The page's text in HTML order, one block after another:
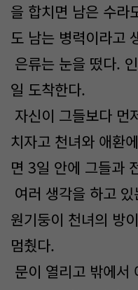
을 합치면 남은 수라
도 남는 병력이라고
은류는 눈을 떴다.
일 도착한다.
자신이 그들보다 먼
치자고 천녀와 애환
면 3일 안에 그들과
여러 생각을 하고
원기둥이 천녀의 방
멈췄다.
문이 열리고 밖에서